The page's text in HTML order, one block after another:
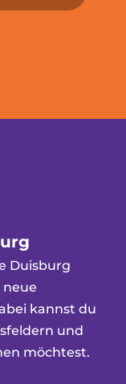
Duisburg
kannst du
und
möchtest.